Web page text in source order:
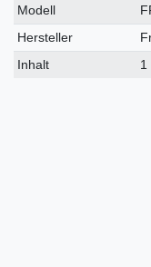
Modell
Hersteller
Inhalt
1